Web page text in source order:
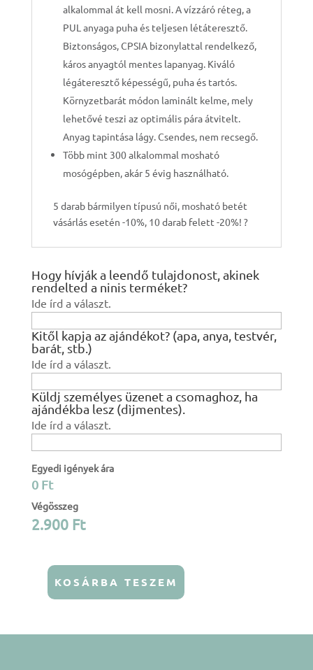
alkalommal át kell mosni. A vízzáró réteg, a
PUL anyaga puha és teljesen létáteresztő.
Biztonságos, CPSIA bizonylattal rendelkező,
káros anyagtól mentes lapanyag. Kiváló
légáteresztő képességű, puha és tartós.
Környzetbarát módon laminált kelme, mely
lehetővé teszi az optimális pára átvitelt.
Anyag tapintása lágy. Csendes, nem recsegő.
Több mint 300 alkalommal mosható
mosógépben, akár 5 évig használható.
5 darab bármilyen típusú női, mosható betét
vásárlás esetén -10%, 10 darab felett -20%! ?
Hogy hívják a leendő tulajdonost, akinek
rendelted a ninis terméket?
Ide írd a választ.
Kitől kapja az ajándékot? (apa, anya, testvér,
barát, stb.)
Ide írd a választ.
Küldj személyes üzenet a csomaghoz, ha
ajándékba lesz (dìjmentes).
Ide írd a választ.
Egyedi igények ára
0 Ft
Végösszeg
2.900 Ft
Higéniai
Holdas
KOSÁRBA TESZEM